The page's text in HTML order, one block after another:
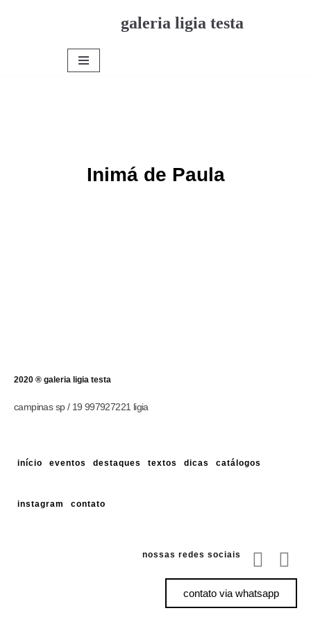
galeria ligia testa
Inimá de Paula
2020 ® galeria ligia testa
campinas sp / 19 997927221 ligia
início eventos destaques textos dicas catálogos
instagram contato
nossas redes sociais
contato via whatsapp